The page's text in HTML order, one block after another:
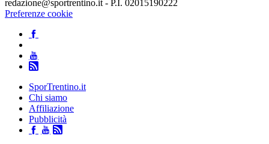
redazione@sportrentino.it - P.I. 02015190222
Preferenze cookie
SporTrentino.it
Chi siamo
Affiliazione
Pubblicità